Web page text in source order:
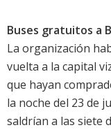
Buses gratuitos a
La organización
vuelta a la capital
que hayan
la noche del 23 de
saldrían a las siete